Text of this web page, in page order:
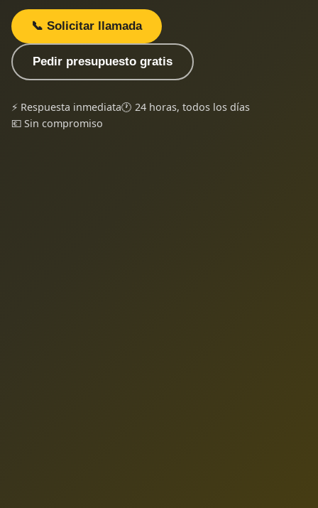
📞 Solicitar llamada
Pedir presupuesto gratis
⚡ Respuesta inmediata🕐 24 horas, todos los días
💶 Sin compromiso